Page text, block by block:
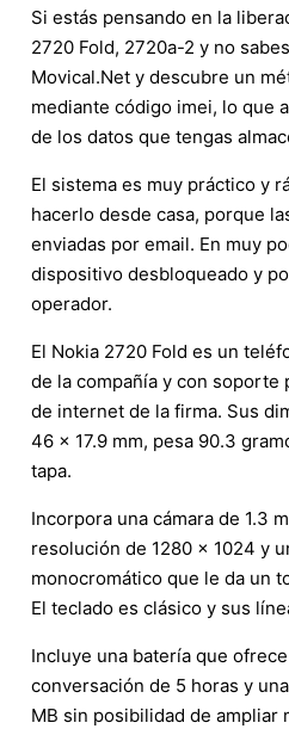
Si estás pensando en la
2720 Fold, 2720a-2 y no
Movical.Net y descubre un
mediante código imei, lo que
de los datos que tengas
El sistema es muy práctico y
hacerlo desde casa, porque
enviadas por email. En muy
dispositivo desbloqueado y
operador.
El Nokia 2720 Fold es un
de la compañía y con soporte
de internet de la firma. Sus
46 x 17.9 mm, pesa 90.3
tapa.
Incorpora una cámara de 1.3
resolución de 1280 x 1024 y
monocromático que le da un
El teclado es clásico y sus
Incluye una batería que
conversación de 5 horas y
MB sin posibilidad de ampliar